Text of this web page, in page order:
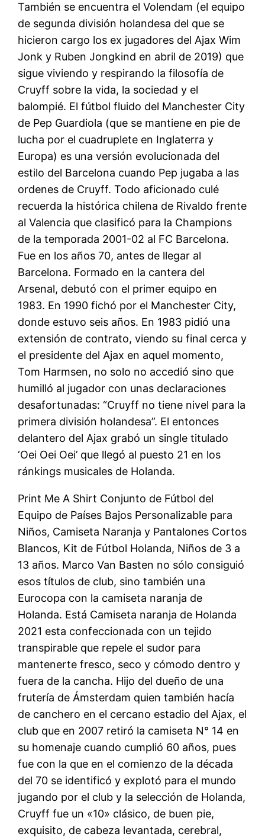
También se encuentra el Volendam (el equipo
de segunda división holandesa del que se
hicieron cargo los ex jugadores del Ajax Wim
Jonk y Ruben Jongkind en abril de 2019) que
sigue viviendo y respirando la filosofía de
Cruyff sobre la vida, la sociedad y el
balompié. El fútbol fluido del Manchester City
de Pep Guardiola (que se mantiene en pie de
lucha por el cuadruplete en Inglaterra y
Europa) es una versión evolucionada del
estilo del Barcelona cuando Pep jugaba a las
ordenes de Cruyff. Todo aficionado culé
recuerda la histórica chilena de Rivaldo frente
al Valencia que clasificó para la Champions
de la temporada 2001-02 al FC Barcelona.
Fue en los años 70, antes de llegar al
Barcelona. Formado en la cantera del
Arsenal, debutó con el primer equipo en
1983. En 1990 fichó por el Manchester City,
donde estuvo seis años. En 1983 pidió una
extensión de contrato, viendo su final cerca y
el presidente del Ajax en aquel momento,
Tom Harmsen, no solo no accedió sino que
humilló al jugador con unas declaraciones
desafortunadas: “Cruyff no tiene nivel para la
primera división holandesa”. El entonces
delantero del Ajax grabó un single titulado
‘Oei Oei Oei’ que llegó al puesto 21 en los
ránkings musicales de Holanda.
Print Me A Shirt Conjunto de Fútbol del
Equipo de Países Bajos Personalizable para
Niños, Camiseta Naranja y Pantalones Cortos
Blancos, Kit de Fútbol Holanda, Niños de 3 a
13 años. Marco Van Basten no sólo consiguió
esos títulos de club, sino también una
Eurocopa con la camiseta naranja de
Holanda. Está Camiseta naranja de Holanda
2021 esta confeccionada con un tejido
transpirable que repele el sudor para
mantenerte fresco, seco y cómodo dentro y
fuera de la cancha. Hijo del dueño de una
frutería de Ámsterdam quien también hacía
de canchero en el cercano estadio del Ajax, el
club que en 2007 retiró la camiseta N° 14 en
su homenaje cuando cumplió 60 años, pues
fue con la que en el comienzo de la década
del 70 se identificó y explotó para el mundo
jugando por el club y la selección de Holanda,
Cruyff fue un «10» clásico, de buen pie,
exquisito, de cabeza levantada, cerebral,